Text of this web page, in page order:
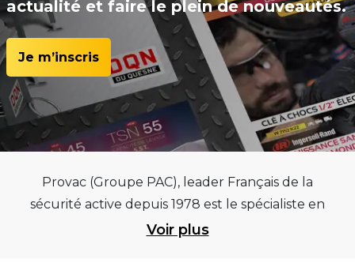
actualité et faire le plein de nouveautés.
Je m’inscris
Provac (Groupe PAC), leader Français de la
sécurité active depuis 1978 est le spécialiste en
équipements pour garages et centres
Voir plus